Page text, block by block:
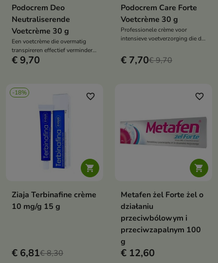
Podocrem Deo
Neutraliserende
Voetcrème 30 g
Een voetcrème die overmatig
transpireren effectief vermindert
en onaangename geurtjes
€ 9,70
Podocrem Care Forte
Voetcrème 30 g
Professionele crème voor
intensieve voetverzorging die de
huid beschermt, regenereert en
verlichting biedt.
€ 7,70€ 9,70
-18%

favorite_border
Ziaja Terbinafine crème
10 mg/g 15 g
€ 6,81€ 8,30

favorite_border
Metafen żel Forte żel o
działaniu
przeciwbólowym i
przeciwzapalnym 100
g
€ 12,60